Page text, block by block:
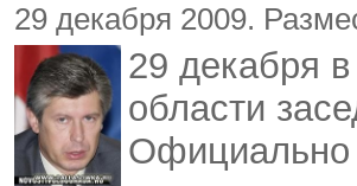
29 декабря 2009.
29 декабря
области
Официально